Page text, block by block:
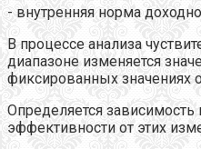
- внутренняя норма
В процессе анализа
диапазоне изменяется
фиксированных значениях
Определяется зависимость
эффективности от этих